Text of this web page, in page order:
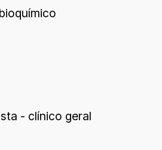
- clínico geral